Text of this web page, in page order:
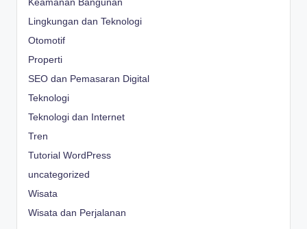
Keamanan Bangunan
Lingkungan dan Teknologi
Otomotif
Properti
SEO dan Pemasaran Digital
Teknologi
Teknologi dan Internet
Tren
Tutorial WordPress
uncategorized
Wisata
Wisata dan Perjalanan